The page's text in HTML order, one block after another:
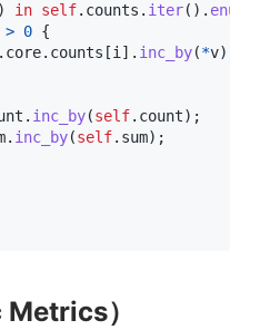
) in self. counts . iter( ) .
> 0 {
. core. counts [i ] . inc_by(*v)
. inc_by(self. count) ;
. inc_by(self. sum) ;
）